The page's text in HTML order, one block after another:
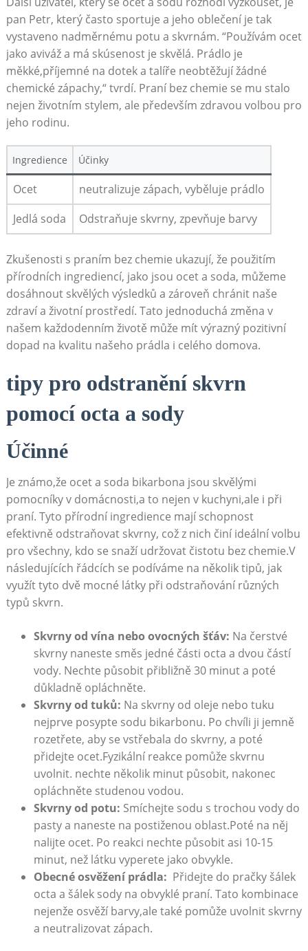
pan Petr, který často sportuje a jeho oblečení je ⁢tak
vystaveno nadměrnému potu⁣ a skvrnám. ​“Používám ocet
jako aviváž a má skúsenost je ⁤skvělá.⁣ Prádlo je
měkké,příjemné ⁢na dotek a talíře neobtěžují žádné​
chemické zápachy,“ tvrdí. Praní bez chemie se mu stalo
nejen životním⁣ stylem,⁣ ale především zdravou volbou pro
jeho rodinu.
Ingredience Účinky
Ocet
neutralizuje zápach, vyběluje prádlo
Jedlá soda
Odstraňuje skvrny, zpevňuje⁣ barvy
Zkušenosti⁤ s⁤ praním bez chemie ukazují, že použitím
přírodních ingrediencí, jako jsou ocet a ⁣soda, můžeme
dosáhnout⁢ skvělých výsledků a ​zároveň chránit naše
zdraví ⁤a životní ⁣prostředí. Tato jednoduchá změna v
našem každodenním životě může mít‍ výrazný pozitivní‌
dopad na kvalitu našeho ​prádla i celého domova.
tipy pro odstranění skvrn
pomocí octa a sody
Účinné
Je známo,že‍ ocet a soda bikarbona jsou skvělými
pomocníky v domácnosti,a to nejen v kuchyni,ale i​ při
praní.‍ Tyto přírodní ingredience mají schopnost
efektivně odstraňovat skvrny, což z nich činí ideální volbu
pro ⁤všechny, kdo se snaží udržovat čistotu bez chemie.V
následujících ‌řádcích ⁤se podíváme na ‍několik tipů, jak
‍využít tyto dvě mocné látky při odstraňování různých
typů skvrn.
Skvrny od ‌vína nebo ovocných šťáv: Na‌ čerstvé
skvrny naneste směs jedné části octa a dvou ‍částí
vody. Nechte působit přibližně 30 minut a poté
důkladně opláchněte.
Skvrny od ⁤tuků: Na skvrny ⁤od oleje nebo⁣ tuku
nejprve posypte sodu⁤ bikarbonu. Po chvíli ‌ji jemně
rozetřete, aby se vstřebala do skvrny, a poté
přidejte ocet.Fyzikální reakce pomůže skvrnu
uvolnit. nechte několik minut působit, nakonec
opláchněte studenou vodou.
Skvrny ​od potu: Smíchejte sodu s trochou vody do
pasty a naneste na postiženou oblast.Poté na​ něj
nalijte ocet. Po reakci nechte působit asi 10-15
minut, ‌než látku vyperete jako obvykle.
Obecné osvěžení prádla: ⁤ Přidejte do pračky šálek
octa a ‍šálek sody na obvyklé praní. Tato kombinace
nejenže‌ osvěží barvy,ale také ⁢pomůže uvolnit skvrny
a neutralizovat zápach.